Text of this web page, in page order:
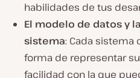
habilidades de tus
El modelo de datos y
sistema: Cada sistema
forma de representar
facilidad con la que